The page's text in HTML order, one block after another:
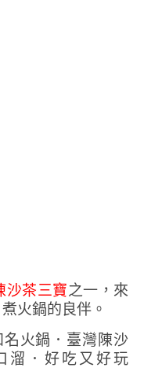
沙茶三寶之一，來
火鍋的良伴。